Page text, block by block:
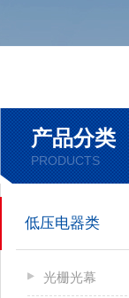
产品分类
PRODUCTS
低压电器类
光栅光幕